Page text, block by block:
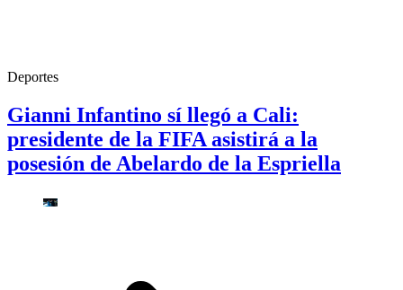
Deportes
Gianni Infantino sí llegó a Cali:
presidente de la FIFA asistirá a la
posesión de Abelardo de la Espriella